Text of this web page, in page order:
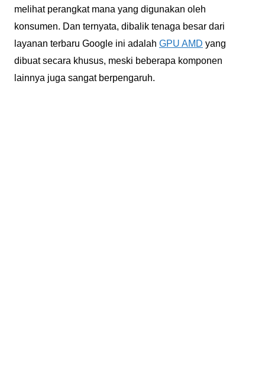
melihat perangkat mana yang digunakan oleh
konsumen. Dan ternyata, dibalik tenaga besar dari
layanan terbaru Google ini adalah GPU AMD yang
dibuat secara khusus, meski beberapa komponen
lainnya juga sangat berpengaruh.